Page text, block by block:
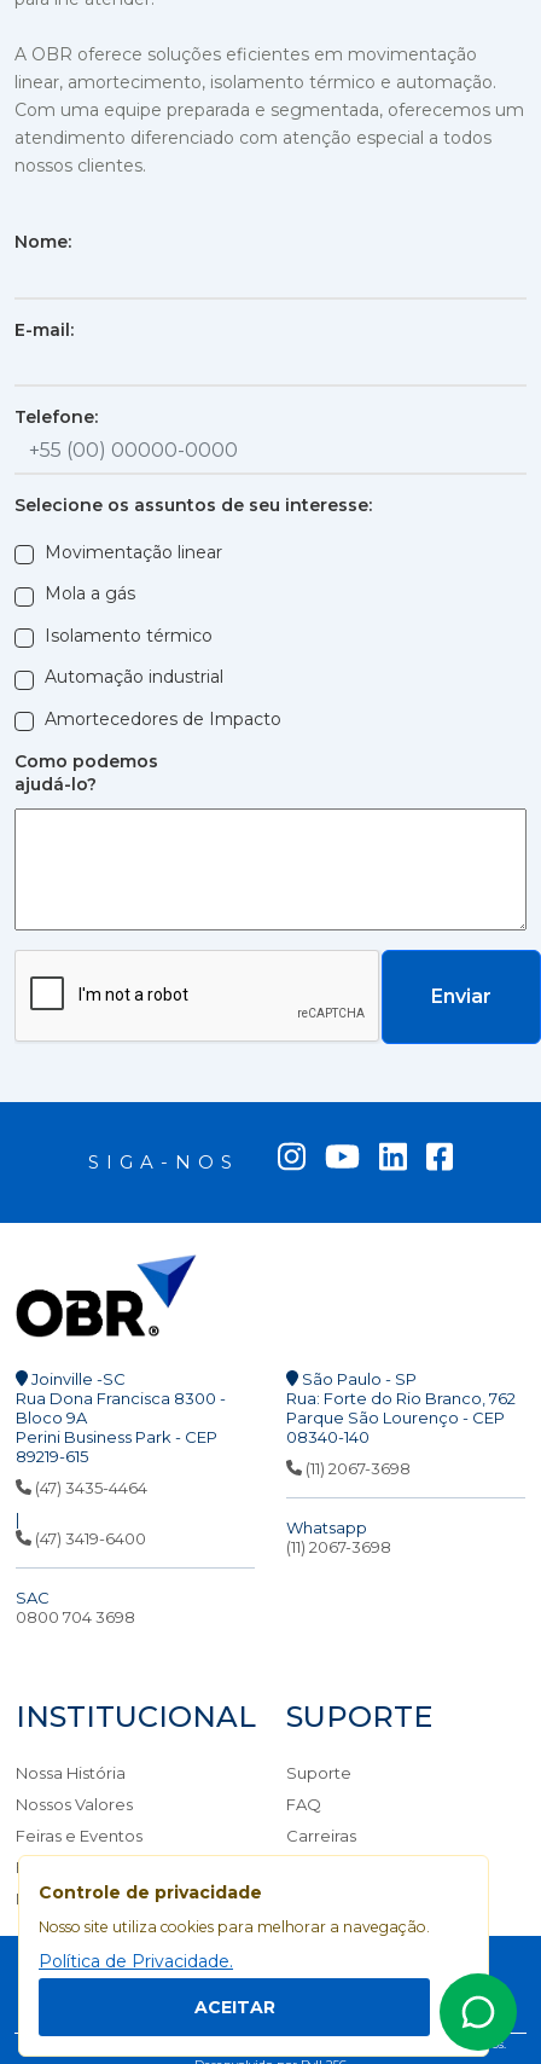
A OBR oferece soluções eficientes em movimentação
linear, amortecimento, isolamento térmico e automação.
Com uma equipe preparada e segmentada, oferecemos um
atendimento diferenciado com atenção especial a todos
nossos clientes.
Nome:
E-mail:
Telefone:
Selecione os assuntos de seu interesse:
Movimentação linear
Mola a gás
Isolamento térmico
Automação industrial
Amortecedores de Impacto
Como podemos
ajudá-lo?
Enviar
SIGA-NOS
Joinville -SC
Rua Dona Francisca 8300 -
Bloco 9A
Perini Business Park - CEP
89219-615
(47) 3435-4464
|
(47) 3419-6400
SAC
0800 704 3698
São Paulo - SP
Rua: Forte do Rio Branco, 762
Parque São Lourenço - CEP
08340-140
(11) 2067-3698
Whatsapp
(11) 2067-3698
INSTITUCIONAL
Nossa História
Nossos Valores
Feiras e Eventos
Blog
Manual da Marca
SUPORTE
Suporte
FAQ
Carreiras
Política de Privacidade
Copyright © 2026 OBR | Equipamentos Industriais. Todos os direitos reservados.
Controle de privacidade
Nosso site utiliza cookies para melhorar a navegação.
Política de Privacidade.
ACEITAR